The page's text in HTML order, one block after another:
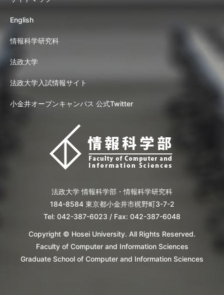
English
情報科学研究科
法政大学
法政大学入試情報サイト
小金井オープンキャンパス 公式Twitter
法政大学 情報科学部・情報科学研究科
184-8584 東京都小金井市梶野町3-7-2
Tel: 042-387-6023 / Fax: 042-387-6048
Copyright © Hosei University. All Rights Reserved.
Faculty of Computer and Information Sciences
Graduate School of Computer and Information Sciences